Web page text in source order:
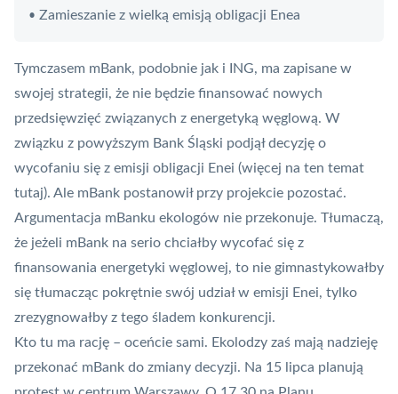
• Zamieszanie z wielką emisją obligacji Enea
Tymczasem mBank, podobnie jak i ING, ma zapisane w
swojej strategii, że nie będzie finansować nowych
przedsięwzięć związanych z energetyką węglową. W
związku z powyższym Bank Śląski podjął decyzję o
wycofaniu się z emisji obligacji Enei (więcej na ten temat
tutaj). Ale mBank postanowił przy projekcie pozostać.
Argumentacja mBanku ekologów nie przekonuje. Tłumaczą,
że jeżeli mBank na serio chciałby wycofać się z
finansowania energetyki węglowej, to nie gimnastykowałby
się tłumacząc pokrętnie swój udział w emisji Enei, tylko
zrezygnowałby z tego śladem konkurencji.
Kto tu ma rację – oceńcie sami. Ekolodzy zaś mają nadzieję
przekonać mBank do zmiany decyzji. Na 15 lipca planują